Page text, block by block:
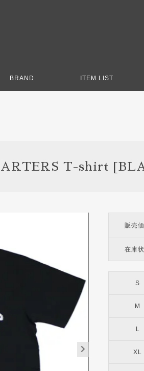
BRAND ITEM LIST
T-shirt
販売
在庫
S
M
L
XL